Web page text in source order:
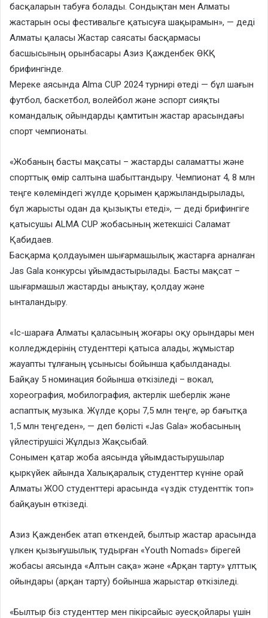
басқаларын табуға болады. Сондықтан мен Алматы
жастарын осы фестивальге қатысуға шақырамын», — деді
Алматы қаласы Жастар саясаты басқармасы
басшысының орынбасары Азиз Қажденбек ӨКҚ
брифингінде.
Мереке аясында Alma CUP 2024 турнирі өтеді — бұл шағын
футбол, баскетбол, волейбол және эспорт сияқты
командалық ойындарды қамтитын жастар арасындағы
спорт чемпионаты.
«Жобаның басты мақсаты – жастарды саламатты және
спорттық өмір салтына шабыттандыру. Чемпионат 4, 8 млн
теңге көлеміндегі жүлде қорымен қаржыландырылады,
бұл жарысты одан да қызықты етеді», — деді брифингіге
қатысушы ALMA CUP жобасының жетекшісі Саламат
Қабидаев.
Басқарма қолдауымен шығармашылық жастарға арналған
Jas Gala конкурсы ұйымдастырылады. Басты мақсат –
шығармашыл жастарды анықтау, қолдау және
ынталандыру.
«Іс-шараға Алматы қаласының жоғары оқу орындары мен
колледждерінің студенттері қатыса алады, жұмыстар
жауапты тұлғаның ұсынысы бойынша қабылданады.
Байқау 5 номинация бойынша өткізіледі – вокал,
хореография, мобилография, актерлік шеберлік және
аспаптық музыка. Жүлде қоры 7,5 млн теңге, әр бағытқа
1,5 млн теңгеден», — деп бөлісті «Jas Gala» жобасының
үйлестірушісі Жұлдыз Жақсыбай.
Сонымен қатар жоба аясында ұйымдастырушылар
қыркүйек айында Халықаралық студенттер күніне орай
Алматы ЖОО студенттері арасында «үздік студенттік топ»
байқауын өткізеді.
Азиз Қажденбек атап өткендей, былтыр жастар арасында
үлкен қызығушылық тудырған «Youth Nomads» бірегей
жобасы аясында «Алтын сақа» және «Арқан тарту» ұлттық
ойындары (арқан тарту) бойынша жарыстар өткізіледі.
«Былтыр біз студенттер мен пікірсайыс әуесқойлары үшін